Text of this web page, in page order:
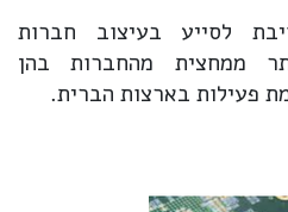
לסייע בעיצוב חברות
ממחצית מהחברות בהן